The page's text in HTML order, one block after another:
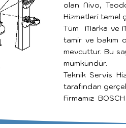
olan Nivo,
Hizmetleri temel
Tüm Marka ve
tamir ve bakım
mevcuttur. Bu
mümkündür.
Teknik Servis
tarafından
Firmamız